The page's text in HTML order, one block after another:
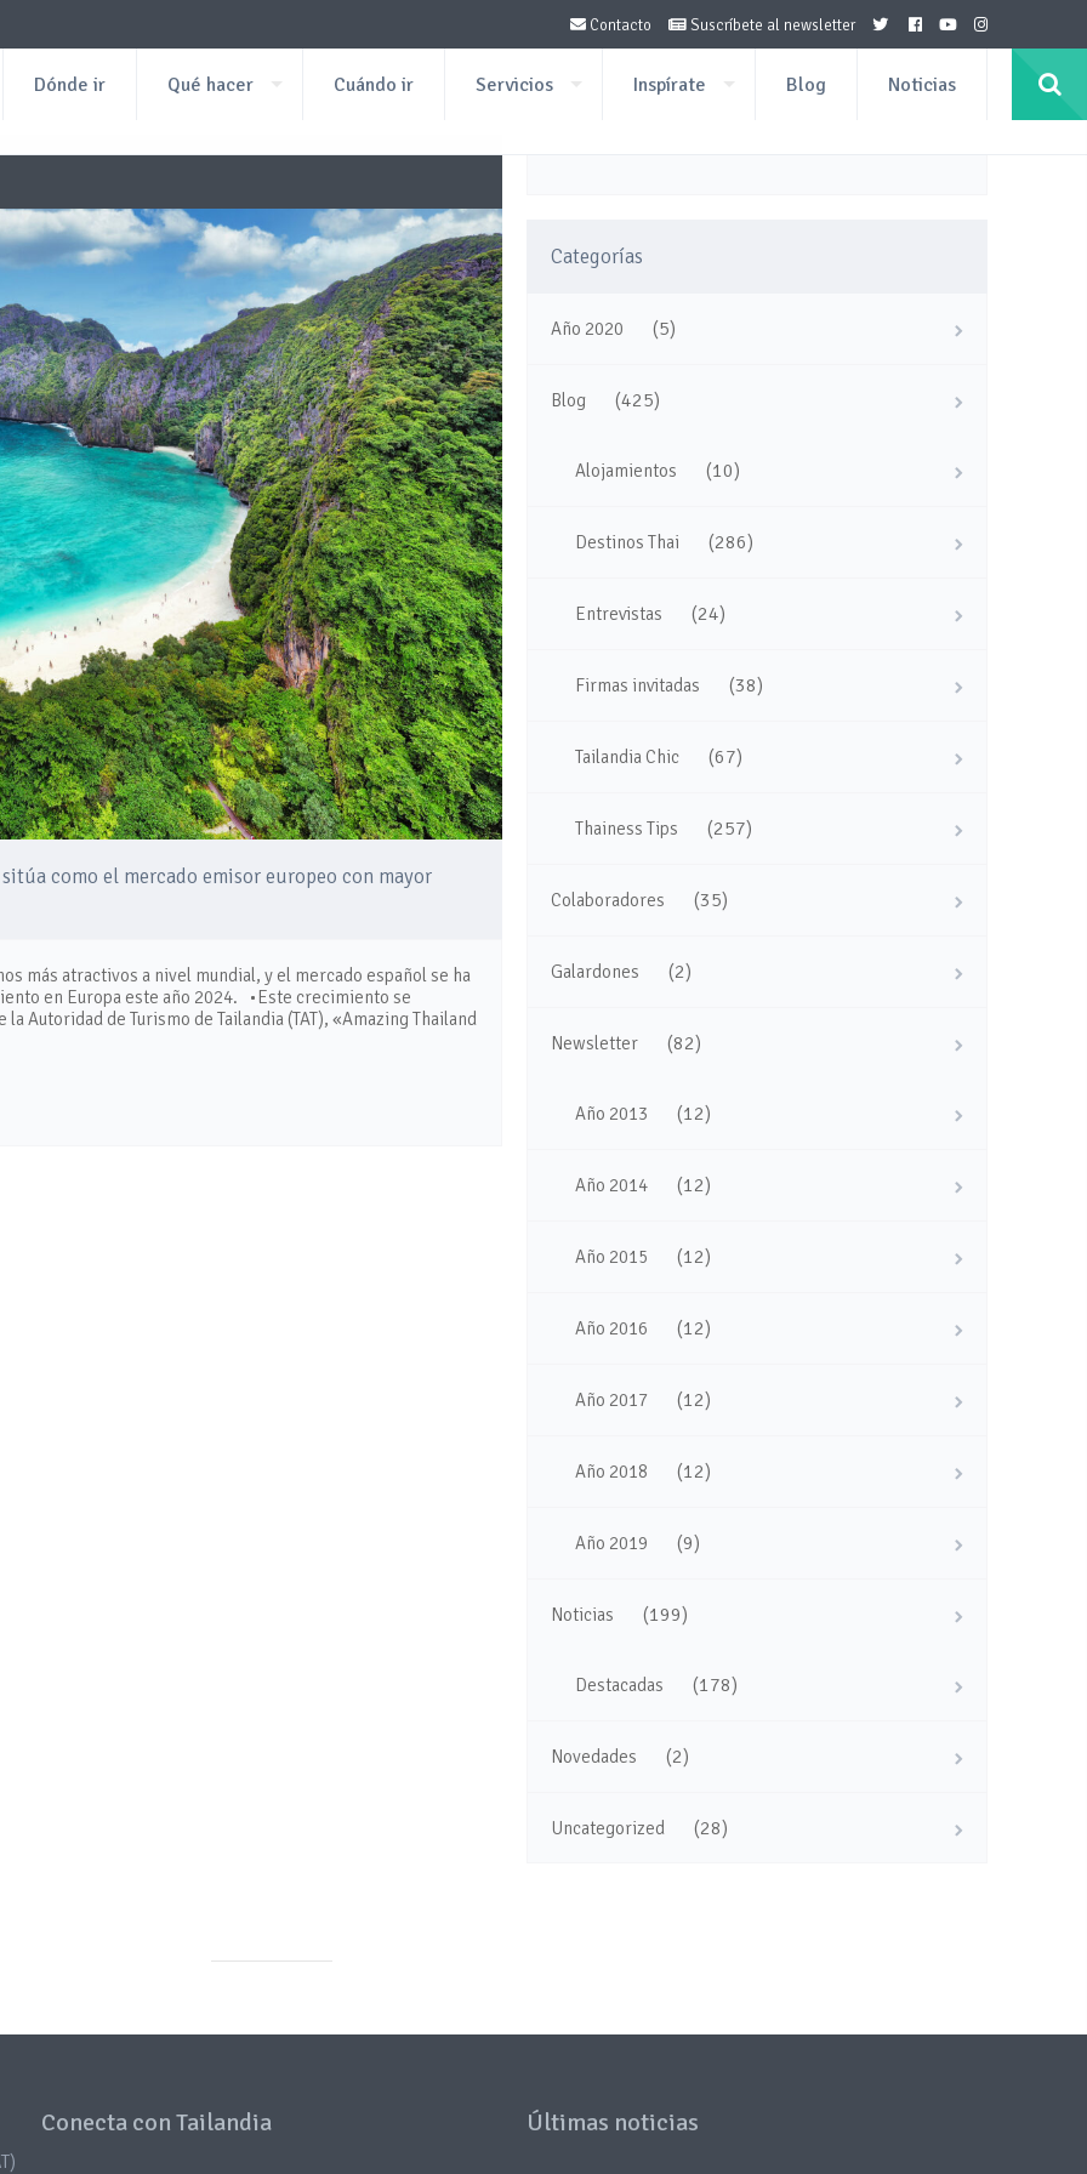
Contacto Suscríbete al newsletter
Dónde ir Qué hacer Cuándo ir Servicios Inspírate Blog Noticias
como el mercado emisor europeo con mayor
más atractivos a nivel mundial, y el mercado español se ha
en Europa este año 2024. •Este crecimiento se
Autoridad de Turismo de Tailandia (TAT), «Amazing Thailand
Categorías
Año 2020 (5)
Blog (425)
Alojamientos (10)
Destinos Thai (286)
Entrevistas (24)
Firmas invitadas (38)
Tailandia Chic (67)
Thainess Tips (257)
Colaboradores (35)
Galardones (2)
Newsletter (82)
Año 2013 (12)
Año 2014 (12)
Año 2015 (12)
Año 2016 (12)
Año 2017 (12)
Año 2018 (12)
Año 2019 (9)
Noticias (199)
Destacadas (178)
Novedades (2)
Uncategorized (28)
Conecta con Tailandia Últimas noticias